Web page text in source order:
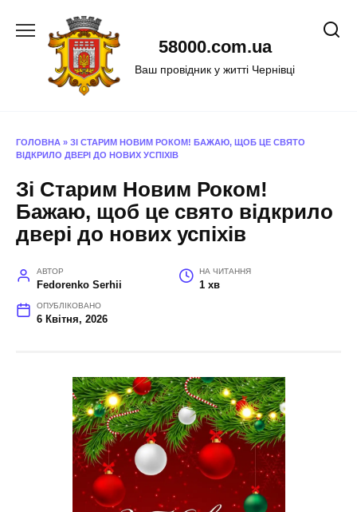
58000.com.ua
Ваш провідник у житті Чернівці
ГОЛОВНА » ЗІ СТАРИМ НОВИМ РОКОМ! БАЖАЮ, ЩОБ ЦЕ СВЯТО
ВІДКРИЛО ДВЕРІ ДО НОВИХ УСПІХІВ
Зі Старим Новим Роком!
Бажаю, щоб це свято відкрило
двері до нових успіхів
АВТОР
Fedorenko Serhii
НА ЧИТАННЯ
1 хв
ОПУБЛІКОВАНО
6 Квітня, 2026